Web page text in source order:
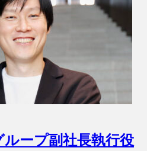
ープ副社長執行役